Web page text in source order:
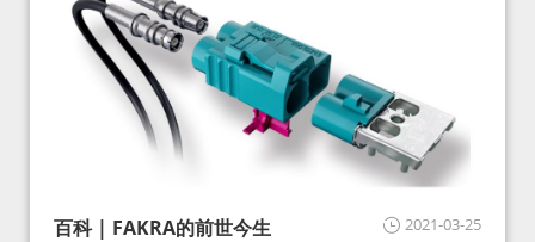
2021-03-25
百科 | FAKRA的前世今生